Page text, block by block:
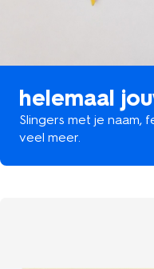
helemaal
Slingers met je naam,
veel meer.